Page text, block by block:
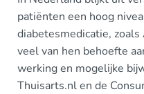
patiënten een hoog
diabetesmedicatie,
veel van hen behoefte
werking en mogelijke
Thuisarts.nl en de